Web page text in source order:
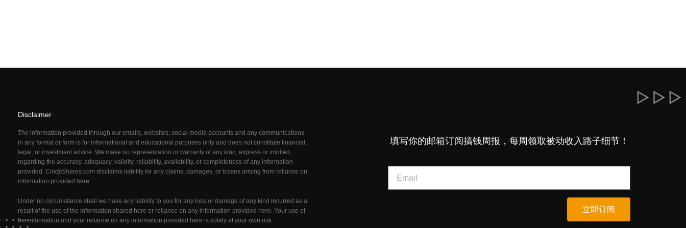
Disclaimer
The information provided through our emails, websites, social media accounts and any communications
in any format or form is for informational and educational purposes only and does not constitute financial,
legal, or investment advice. We make no representation or warranty of any kind, express or implied,
regarding the accuracy, adequacy, validity, reliability, availability, or completeness of any information
provided. CindyShares.com disclaims liability for any claims, damages, or losses arising from reliance on
information provided here.
Under no circumstance shall we have any liability to you for any loss or damage of any kind incurred as a
result of the use of the information shared here or reliance on any information provided here. Your use of
the information and your reliance on any information provided here is solely at your own risk.
填写你的邮箱订阅搞钱周报，每周领取被动收入路子细节！
立即订阅